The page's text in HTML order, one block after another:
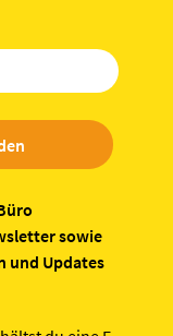
sowie
und Updates